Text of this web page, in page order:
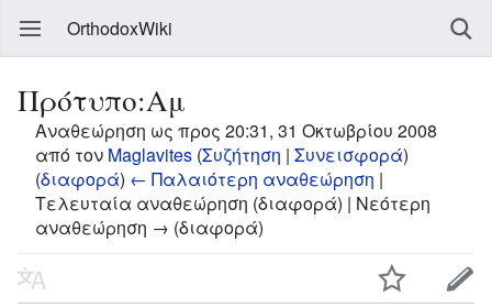
OrthodoxWiki
Πρότυπο:Αμ
Αναθεώρηση ως προς 20:31, 31 Οκτωβρίου 2008
από τον Maglavites (Συζήτηση | Συνεισφορά)
(διαφορά) ← Παλαιότερη αναθεώρηση |
Τελευταία αναθεώρηση (διαφορά) | Νεότερη
αναθεώρηση → (διαφορά)